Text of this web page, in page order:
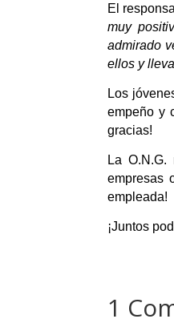
El
muy
admirado
ellos y
Los
empeño y
gracias!
La
empresas
empleada!
¡Juntos
1